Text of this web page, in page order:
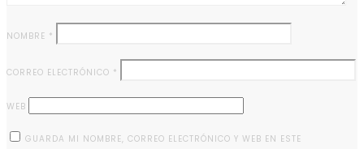
NOMBRE *
CORREO ELECTRÓNICO *
WEB
GUARDA MI NOMBRE, CORREO ELECTRÓNICO Y WEB EN ESTE